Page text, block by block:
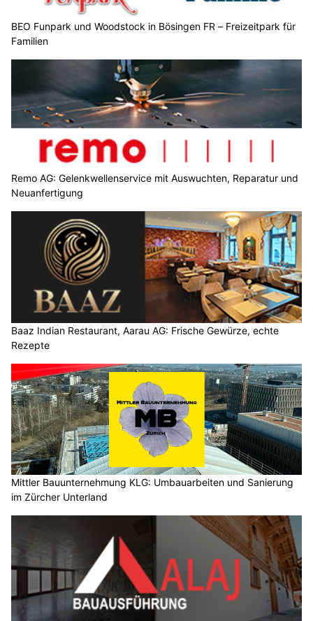
BEO Funpark und Woodstock in Bösingen FR – Freizeitpark für
Familien
Remo AG: Gelenkwellenservice mit Auswuchten, Reparatur und
Neuanfertigung
Baaz Indian Restaurant, Aarau AG: Frische Gewürze, echte
Rezepte
Mittler Bauunternehmung KLG: Umbauarbeiten und Sanierung
im Zürcher Unterland